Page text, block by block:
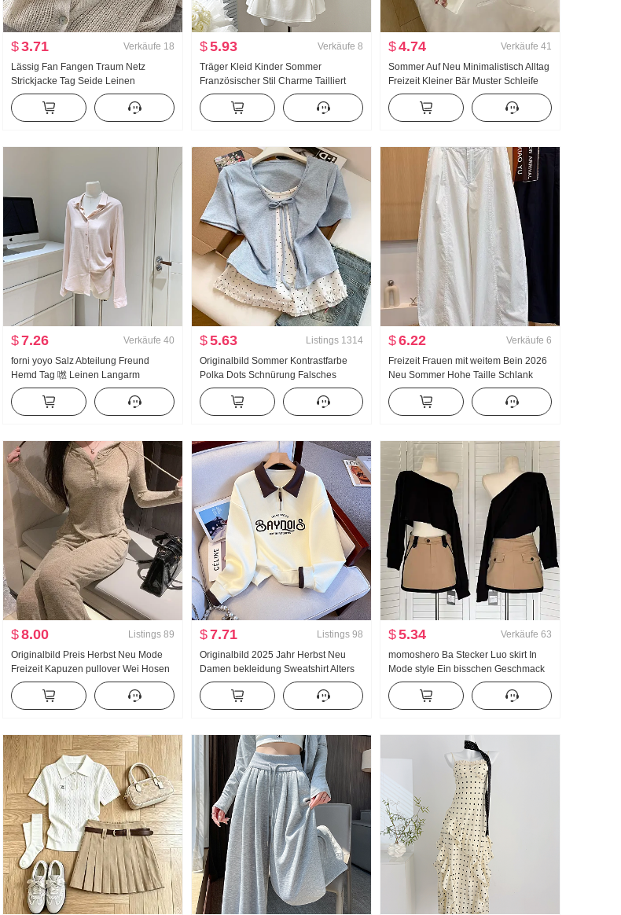
$3.71 Verkäufe 18
Lässig Fan Fangen Traum Netz
Strickjacke Tag Seide Leinen
Handarbeit Wählen Loch
Durchbrochen Strick Strickjacke
Damen Klimaanlage Sonnenschutz
$5.93 Verkäufe 8
Träger Kleid Kinder Sommer
Französischer Stil Charme Tailliert
Schlank Trägerkleid Minirock
$4.74 Verkäufe 41
Sommer Auf Neu Minimalistisch Alltag
Freizeit Kleiner Bär Muster Schleife
Locker Nischenprodukt Kurzarm T-
Shirt Koreanischer Stil Strick Top
$7.26 Verkäufe 40
forni yoyo Salz Abteilung Freund
Hemd Tag 嘫 Leinen Langarm
Reverskragen Lässig Wind Hemd
$5.63 Listings 1314
Originalbild Sommer Kontrastfarbe
Polka Dots Schnürung Falsches
Zweiteiler Kurzarm T-Shirt Damen
Sommer Neu Süßer Stil
Nischenprodukt Top
$6.22 Verkäufe 6
Freizeit Frauen mit weitem Bein 2026
Neu Sommer Hohe Taille Schlank
Große Größe Petite Minimalistisch
Locker Neun Punkte Machete Hosen
$8.00 Listings 89
Originalbild Preis Herbst Neu Mode
Freizeit Kapuzen pullover Wei Hosen
Schlank Anzug Sporta nzug Damen
Modisch
$7.71 Listings 98
Originalbild 2025 Jahr Herbst Neu
Damen bekleidung Sweatshirt Alters
reduzierung Die Hälfte
Reißverschluss Mode Polo-Kragen
Freizeit Vielseitig kombinierbar
$5.34 Verkäufe 63
momoshero Ba Stecker Luo skirt In
Mode style Ein bisschen Geschmack
de Arbeitskleidung Farbblock Halber
Rock